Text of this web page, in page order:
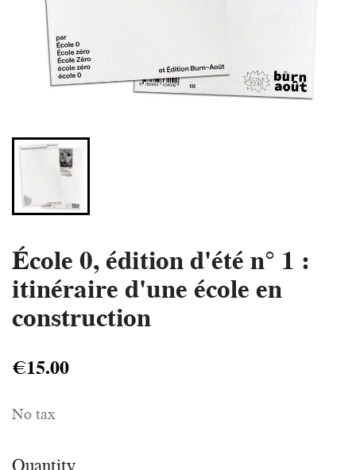
École 0, édition d'été n° 1 :
itinéraire d'une école en
construction
€15.00
No tax
Quantity